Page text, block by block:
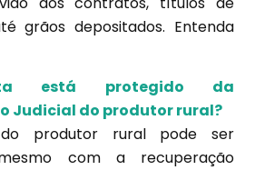
grãos depositados. Entenda
está protegido da
Judicial do produtor rural?
produtor rural pode ser
com a recuperação